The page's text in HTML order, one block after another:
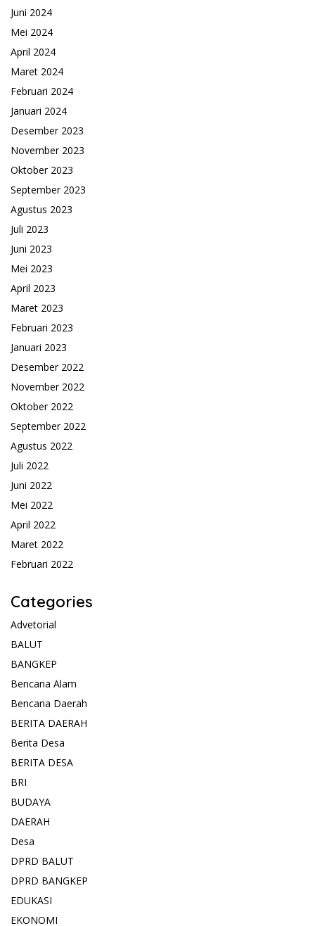
Juni 2024
Mei 2024
April 2024
Maret 2024
Februari 2024
Januari 2024
Desember 2023
November 2023
Oktober 2023
September 2023
Agustus 2023
Juli 2023
Juni 2023
Mei 2023
April 2023
Maret 2023
Februari 2023
Januari 2023
Desember 2022
November 2022
Oktober 2022
September 2022
Agustus 2022
Juli 2022
Juni 2022
Mei 2022
April 2022
Maret 2022
Februari 2022
Categories
Advetorial
BALUT
BANGKEP
Bencana Alam
Bencana Daerah
BERITA DAERAH
Berita Desa
BERITA DESA
BRI
BUDAYA
DAERAH
Desa
DPRD BALUT
DPRD BANGKEP
EDUKASI
EKONOMI